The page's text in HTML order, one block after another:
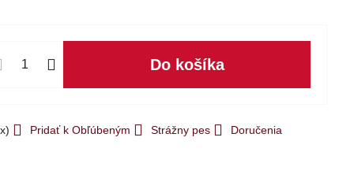
Do košíka
x) Pridať k Obľúbeným Strážny pes Doručenia